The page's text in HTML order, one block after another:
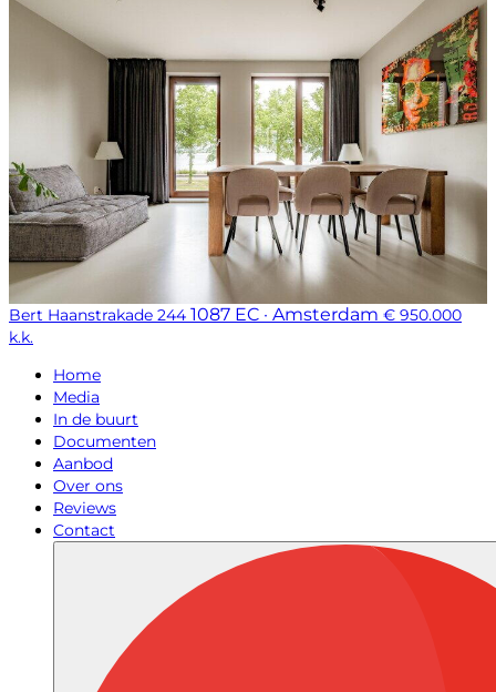
Bert Haanstrakade 244 1087 EC · Amsterdam € 950.000
k.k.
Home
Media
In de buurt
Documenten
Aanbod
Over ons
Reviews
Contact